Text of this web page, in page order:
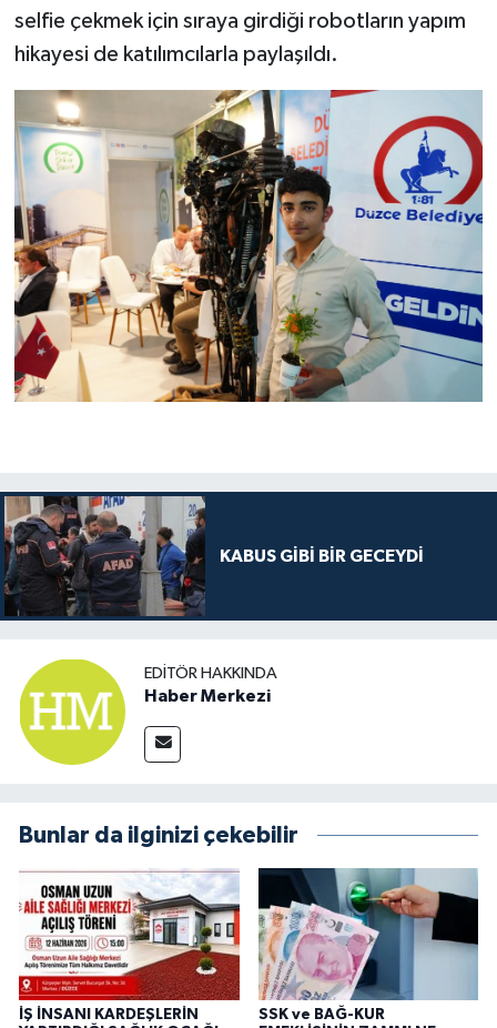
selfie çekmek için sıraya girdiği robotların yapım
hikayesi de katılımcılarla paylaşıldı.
KABUS GİBİ BİR GECEYDİ
EDITÖR HAKKINDA
Haber Merkezi
Bunlar da ilginizi çekebilir
İŞ İNSANI KARDEŞLERİN
SSK ve BAĞ-KUR